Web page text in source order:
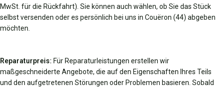
MwSt. für die Rückfahrt). Sie können auch wählen, ob Sie das Stück
selbst versenden oder es persönlich bei uns in Couëron (44) abgeben
möchten.
Reparaturpreis: Für Reparaturleistungen erstellen wir
maßgeschneiderte Angebote, die auf den Eigenschaften Ihres Teils
und den aufgetretenen Störungen oder Problemen basieren. Sobald